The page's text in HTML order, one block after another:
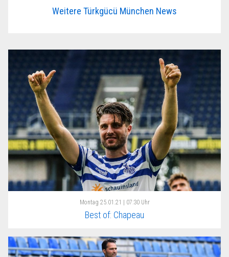
Weitere Türkgücü München News
Montag 25.01.21 | 07:30 Uhr
Best of: Chapeau